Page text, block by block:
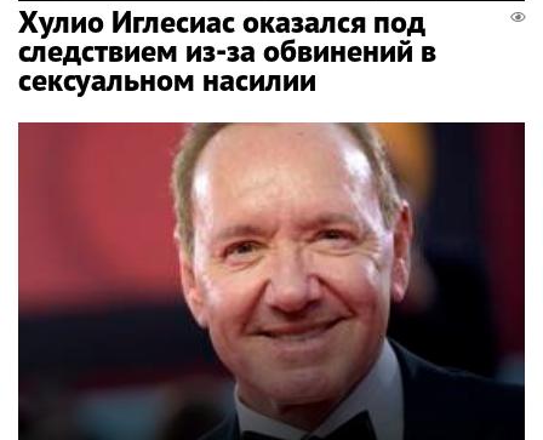
Хулио Иглесиас оказался под
следствием из-за обвинений в
сексуальном насилии